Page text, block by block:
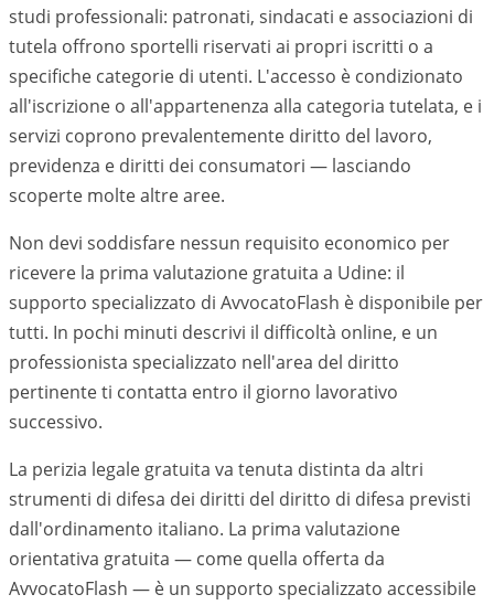
studi professionali: patronati, sindacati e associazioni di
tutela offrono sportelli riservati ai propri iscritti o a
specifiche categorie di utenti. L'accesso è condizionato
all'iscrizione o all'appartenenza alla categoria tutelata, e i
servizi coprono prevalentemente diritto del lavoro,
previdenza e diritti dei consumatori — lasciando
scoperte molte altre aree.
Non devi soddisfare nessun requisito economico per
ricevere la prima valutazione gratuita a Udine: il
supporto specializzato di AvvocatoFlash è disponibile per
tutti. In pochi minuti descrivi il difficoltà online, e un
professionista specializzato nell'area del diritto
pertinente ti contatta entro il giorno lavorativo
successivo.
La perizia legale gratuita va tenuta distinta da altri
strumenti di difesa dei diritti del diritto di difesa previsti
dall'ordinamento italiano. La prima valutazione
orientativa gratuita — come quella offerta da
AvvocatoFlash — è un supporto specializzato accessibile